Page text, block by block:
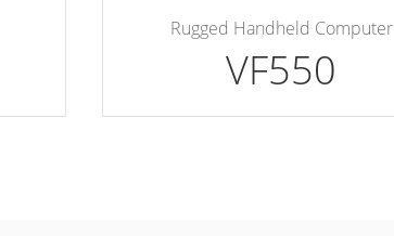
Rugged Handheld Computer
VF550